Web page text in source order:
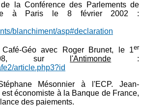
la Conférence des Parlements de
à Paris le 8 février 2002 :
blanchiment/asp#declaration
Géo avec Roger Brunet, le 1er
sur l'Antimonde :
article.php3?id
Mésonnier à l'ECP. Jean-
économiste à la Banque de France,
des paiements.